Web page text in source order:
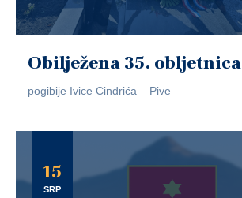
Obilježena 35. obljetnica
pogibije Ivice Cindrića – Pive
15
SRP